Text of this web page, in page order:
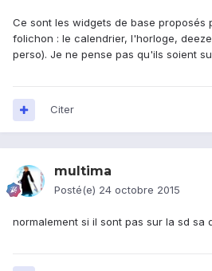
Ce sont les widgets de base proposés
folichon : le calendrier, l'horloge,
perso). Je ne pense pas qu'ils soient
Citer
multima
Posté(e) 24 octobre 2015
normalement si il sont pas sur la sd sa